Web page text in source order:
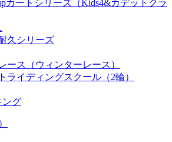
カートシリーズ（Kids4&カデットクラ
久シリーズ
ース（ウィンターレース）
ライディングスクール（2輪）
ング